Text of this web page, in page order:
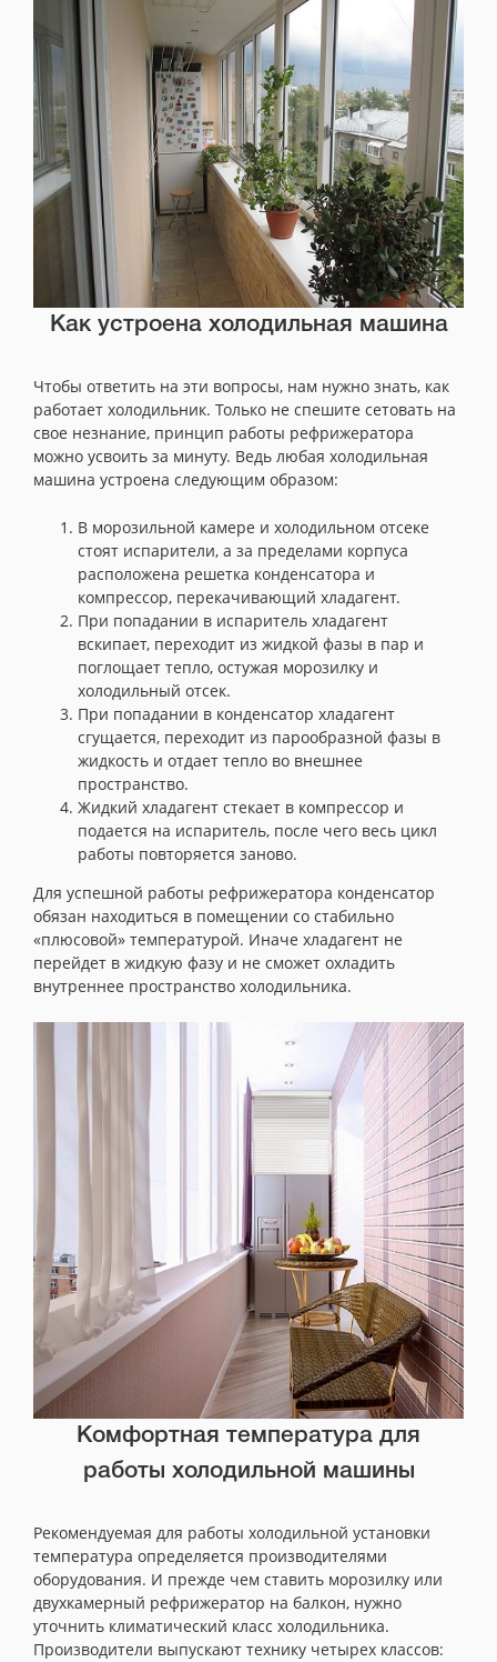
Как устроена холодильная машина
Чтобы ответить на эти вопросы, нам нужно знать, как
работает холодильник. Только не спешите сетовать на
свое незнание, принцип работы рефрижератора
можно усвоить за минуту. Ведь любая холодильная
машина устроена следующим образом:
В морозильной камере и холодильном отсеке
стоят испарители, а за пределами корпуса
расположена решетка конденсатора и
компрессор, перекачивающий хладагент.
При попадании в испаритель хладагент
вскипает, переходит из жидкой фазы в пар и
поглощает тепло, остужая морозилку и
холодильный отсек.
При попадании в конденсатор хладагент
сгущается, переходит из парообразной фазы в
жидкость и отдает тепло во внешнее
пространство.
Жидкий хладагент стекает в компрессор и
подается на испаритель, после чего весь цикл
работы повторяется заново.
Для успешной работы рефрижератора конденсатор
обязан находиться в помещении со стабильно
«плюсовой» температурой. Иначе хладагент не
перейдет в жидкую фазу и не сможет охладить
внутреннее пространство холодильника.
Комфортная температура для
работы холодильной машины
Рекомендуемая для работы холодильной установки
температура определяется производителями
оборудования. И прежде чем ставить морозилку или
двухкамерный рефрижератор на балкон, нужно
уточнить климатический класс холодильника.
Производители выпускают технику четырех классов: